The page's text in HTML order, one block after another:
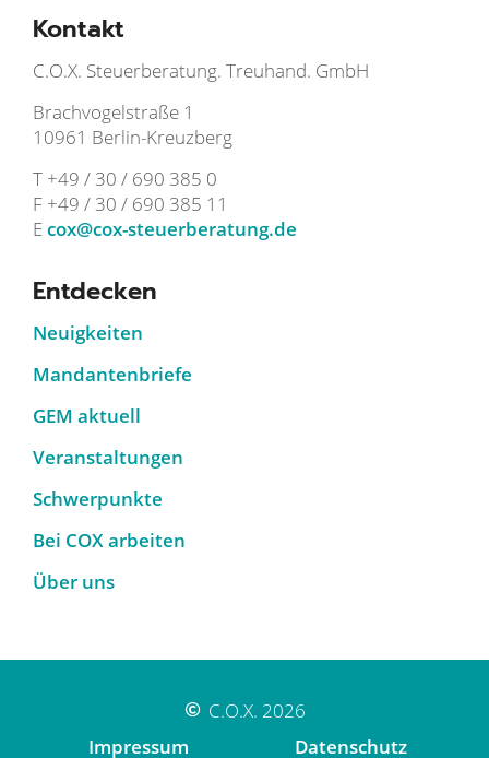
Kontakt
C.O.X. Steuerberatung. Treuhand. GmbH
Brachvogelstraße 1
10961 Berlin-Kreuzberg
T +49 / 30 / 690 385 0
F +49 / 30 / 690 385 11
Ecox@cox-steuerberatung.de
Entdecken
Neuigkeiten
Mandantenbriefe
GEM aktuell
Veranstaltungen
Schwerpunkte
Bei COX arbeiten
Über uns
C.O.X. 2026
Impressum
Datenschutz